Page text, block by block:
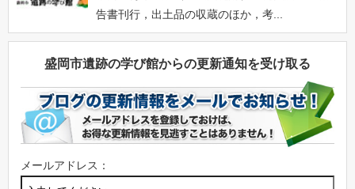
告書刊行，出土品の収蔵のほか，考...
盛岡市遺跡の学び館からの更新通知を受け取る
メールアドレス：